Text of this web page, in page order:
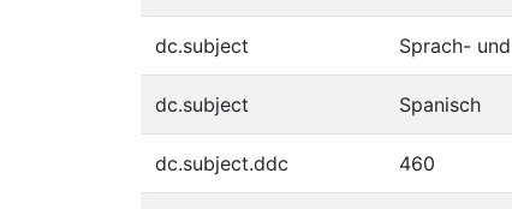
dc.subject Sprach-
dc.subject Spanisch
dc.subject.ddc 460